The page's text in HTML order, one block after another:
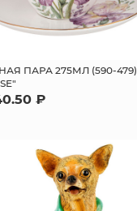
ПАРА 275МЛ (590-479)
₽